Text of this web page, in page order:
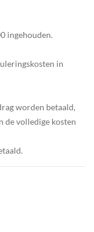
ingehouden.
in
worden betaald,
de volledige kosten